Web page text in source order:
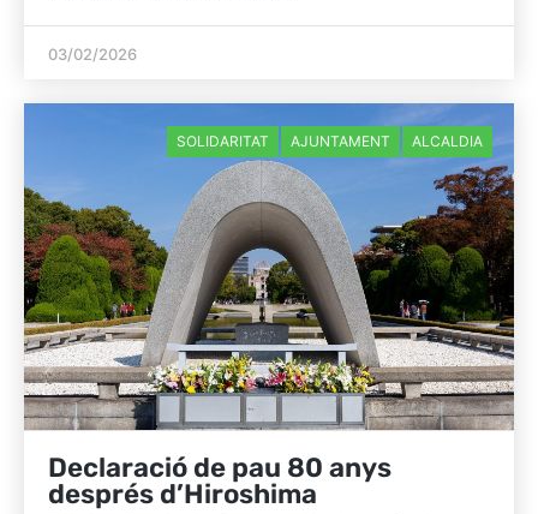
03/02/2026
SOLIDARITAT AJUNTAMENT ALCALDIA
Declaració de pau 80 anys
després d’Hiroshima